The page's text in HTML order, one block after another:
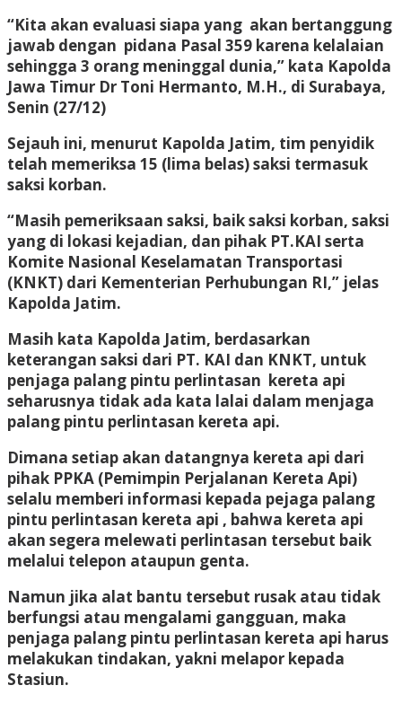
“Kita akan evaluasi siapa yang akan bertanggung
jawab dengan pidana Pasal 359 karena kelalaian
sehingga 3 orang meninggal dunia,” kata Kapolda
Jawa Timur Dr Toni Hermanto, M.H., di Surabaya,
Senin (27/12)
Sejauh ini, menurut Kapolda Jatim, tim penyidik
telah memeriksa 15 (lima belas) saksi termasuk
saksi korban.
“Masih pemeriksaan saksi, baik saksi korban, saksi
yang di lokasi kejadian, dan pihak PT.KAI serta
Komite Nasional Keselamatan Transportasi
(KNKT) dari Kementerian Perhubungan RI,” jelas
Kapolda Jatim.
Masih kata Kapolda Jatim, berdasarkan
keterangan saksi dari PT. KAI dan KNKT, untuk
penjaga palang pintu perlintasan kereta api
seharusnya tidak ada kata lalai dalam menjaga
palang pintu perlintasan kereta api.
Dimana setiap akan datangnya kereta api dari
pihak PPKA (Pemimpin Perjalanan Kereta Api)
selalu memberi informasi kepada pejaga palang
pintu perlintasan kereta api , bahwa kereta api
akan segera melewati perlintasan tersebut baik
melalui telepon ataupun genta.
Namun jika alat bantu tersebut rusak atau tidak
berfungsi atau mengalami gangguan, maka
penjaga palang pintu perlintasan kereta api harus
melakukan tindakan, yakni melapor kepada
Stasiun.